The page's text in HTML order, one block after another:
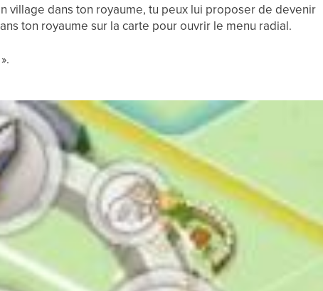
village dans ton royaume, tu peux lui proposer de devenir
ton royaume sur la carte pour ouvrir le menu radial.